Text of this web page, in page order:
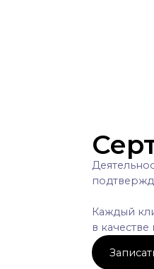
Каждый
в качестве